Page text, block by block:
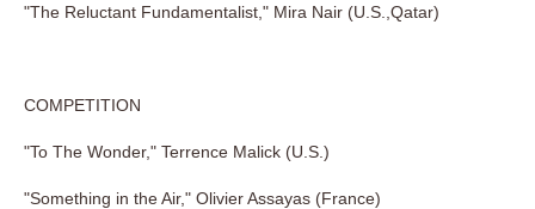
"The Reluctant Fundamentalist," Mira Nair (U.S.,Qatar)
COMPETITION
"To The Wonder," Terrence Malick (U.S.)
"Something in the Air," Olivier Assayas (France)